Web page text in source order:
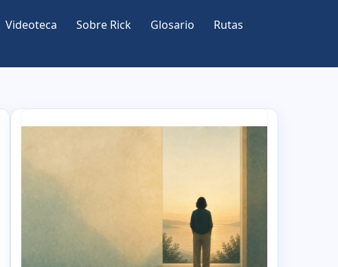
Videoteca Sobre Rick Glosario
Rutas